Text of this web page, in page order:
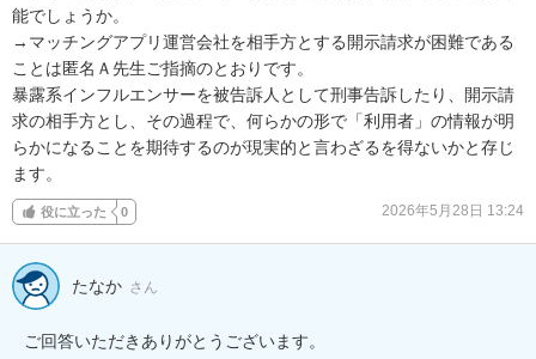
能でしょうか。
→マッチングアプリ運営会社を相手方とする開示請求が困難である
ことは匿名Ａ先生ご指摘のとおりです。
暴露系インフルエンサーを被告訴人として刑事告訴したり、開示請
求の相手方とし、その過程で、何らかの形で「利用者」の情報が明
らかになることを期待するのが現実的と言わざるを得ないかと存じ
ます。
役に立った 0 2026年5月28日 13:24
たなか さん
ご回答いただきありがとうございます。